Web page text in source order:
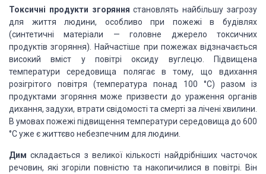
Токсичні продукти згоряння становлять найбільшу загрозу
для життя людини, особливо при пожежі в будівлях
(синтетичні матеріали — головне джерело токсичних
продуктів згоряння). Найчастіше при пожежах відзначається
високий вміст у повітрі оксиду вуглецю. Підвищена
температури середовища полягає в тому, що вдихання
розігрітого повітря (температура понад 100 °С) разом із
продуктами згоряння може призвести до ураження органів
дихання, задухи, втрати свідомості та смерті за лічені хвилини.
В умовах пожежі підвищення температури середовища до 600
°С уже є життєво небезпечним для людини.
Дим складається з великої кількості найдрібніших часточок
речовин, які згоріли повністю та накопичилися в повітрі. Він